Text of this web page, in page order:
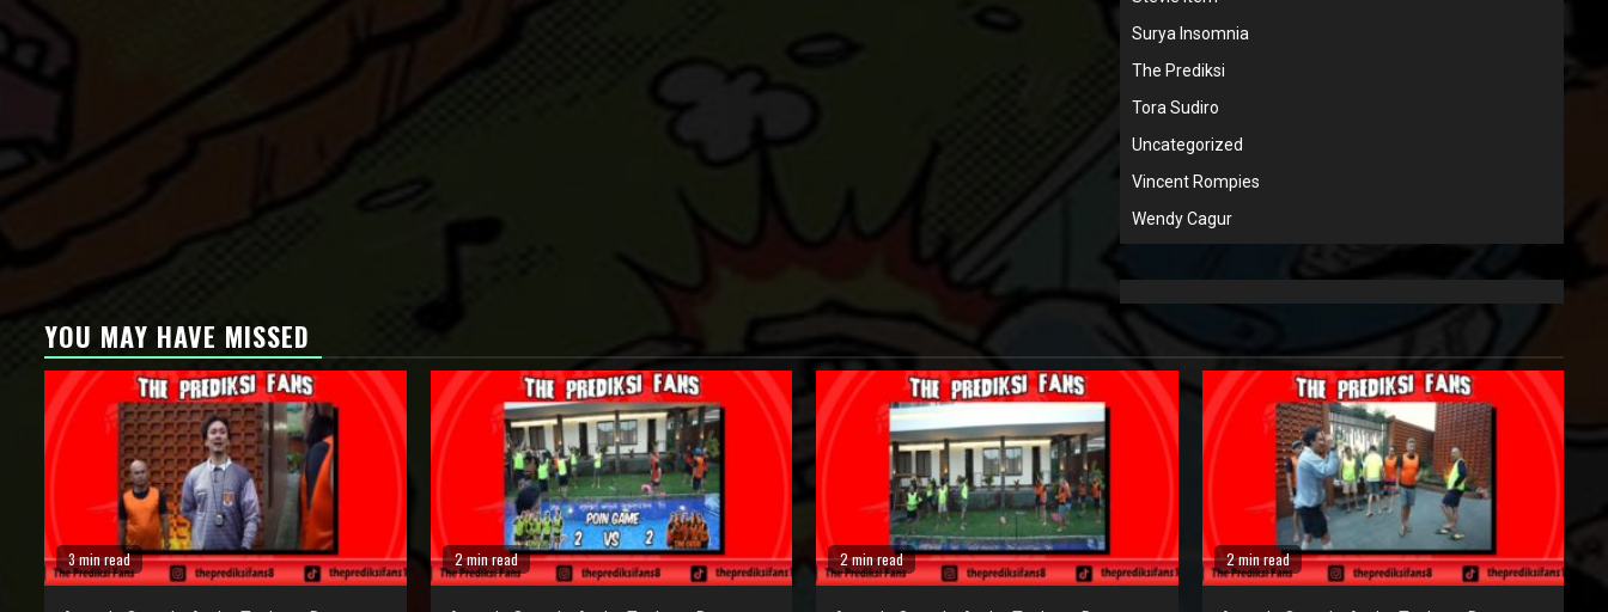
Surya Insomnia
The Prediksi
Tora Sudiro
Uncategorized
Vincent Rompies
Wendy Cagur
YOU MAY HAVE MISSED
3 min read 2 min read 2 min read 2 min read